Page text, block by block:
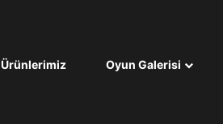
Ürünlerimiz Oyun Galerisi